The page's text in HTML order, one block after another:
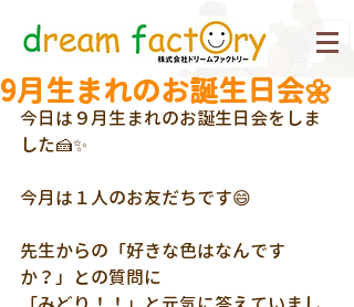
9月生まれのお誕生日会🌼
今日は９月生まれのお誕生日会をしま
した🍰✨
今月は１人のお友だちです😄
先生からの「好きな色はなんです
か？」との質問に